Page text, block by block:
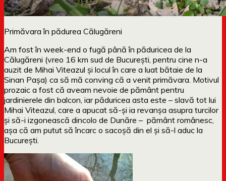
Primăvara în pădurea Călugăreni
Am fost în week-end o fugă până în păduricea de la
Călugăreni (vreo 16 km sud de București, pentru cine n-a
auzit de Mihai Viteazul și locul în care a luat bătaie de la
Sinan Pașa) ca să mă conving că a venit primăvara. Motivul
prozaic a fost că aveam nevoie de pământ pentru
jardinierele din balcon, iar păduricea asta este – slavă tot lui
Mihai Viteazul, care a apucat să-și ia revanșa asupra turcilor
și să-i izgonească dincolo de Dunăre – pământ românesc,
așa că am putut să încarc o sacoșă din el și să-l aduc la
București.